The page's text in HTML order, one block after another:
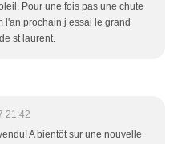
Pour une fois pas une chute
l'an prochain j essai le grand
st laurent.
21:42
A bientôt sur une nouvelle